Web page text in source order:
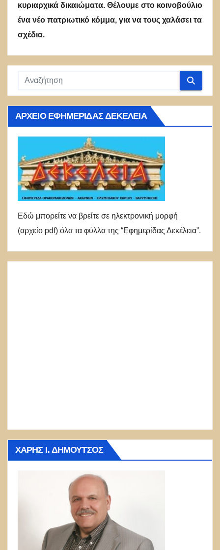
κυριαρχικά δικαιώματα. Θέλουμε στο κοινοβούλιο
ένα νέο πατριωτικό κόμμα, για να τους χαλάσει τα
σχέδια.
ΑΡΧΕΊΟ ΕΦΗΜΕΡΊΔΑΣ ΔΕΚΈΛΕΙΑ
Εδώ μπορείτε να βρείτε σε ηλεκτρονική μορφή
(αρχείο pdf) όλα τα φύλλα της “Εφημερίδας Δεκέλεια”.
ΧΆΡΗΣ Ι. ΔΗΜΟΎΤΣΟΣ